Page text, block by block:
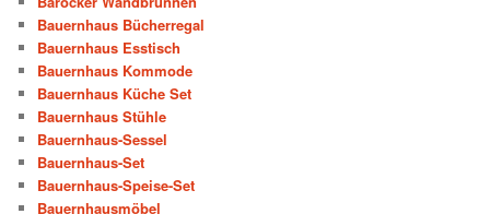
Bauernhaus Bücherregal
Bauernhaus Esstisch
Bauernhaus Kommode
Bauernhaus Küche Set
Bauernhaus Stühle
Bauernhaus-Sessel
Bauernhaus-Set
Bauernhaus-Speise-Set
Bauernhausmöbel